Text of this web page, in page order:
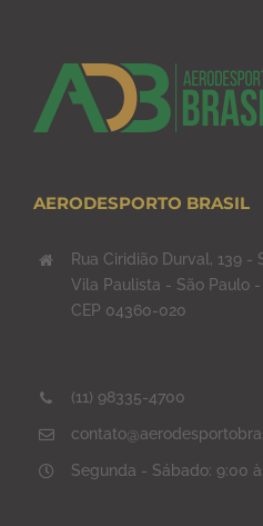
AERODESPORTO BRASIL
Rua Ciridião Durval, 139 -
Vila Paulista - São Paulo -
CEP 04360-020
(11) 98335-4700
Segunda - Sábado: 9:00